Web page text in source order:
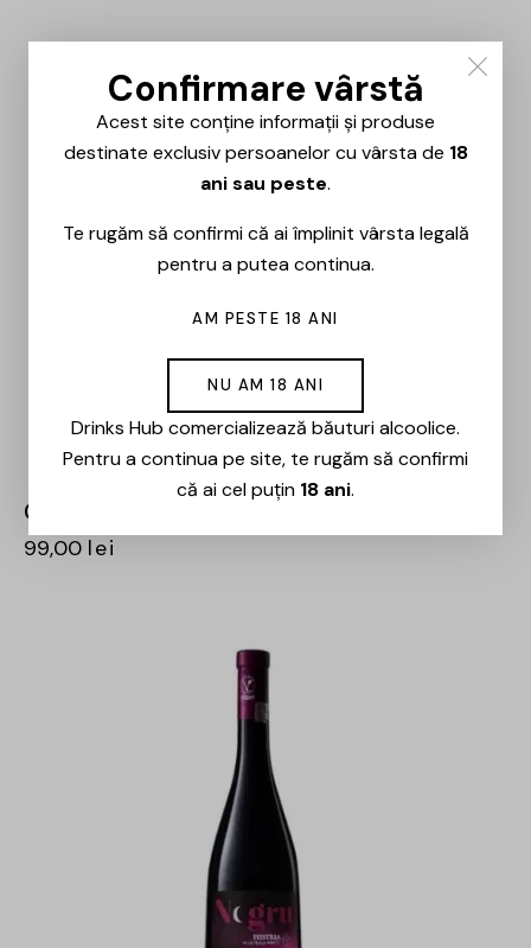
Crama Histria – Ammos Rosu – 0.75L
99,00 lei
Confirmare vârstă
Acest site conține informații și produse
destinate exclusiv persoanelor cu vârsta de 18
ani sau peste.
Te rugăm să confirmi că ai împlinit vârsta legală
pentru a putea continua.
AM PESTE 18 ANI
NU AM 18 ANI
Drinks Hub comercializează băuturi alcoolice.
Pentru a continua pe site, te rugăm să confirmi
că ai cel puțin 18 ani.